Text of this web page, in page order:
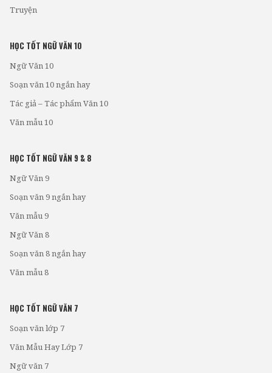
Truyện
HỌC TỐT NGỮ VĂN 10
Ngữ Văn 10
Soạn văn 10 ngắn hay
Tác giả – Tác phẩm Văn 10
Văn mẫu 10
HỌC TỐT NGỮ VĂN 9 & 8
Ngữ Văn 9
Soạn văn 9 ngắn hay
Văn mẫu 9
Ngữ Văn 8
Soạn văn 8 ngắn hay
Văn mẫu 8
HỌC TỐT NGỮ VĂN 7
Soạn văn lớp 7
Văn Mẫu Hay Lớp 7
Ngữ văn 7